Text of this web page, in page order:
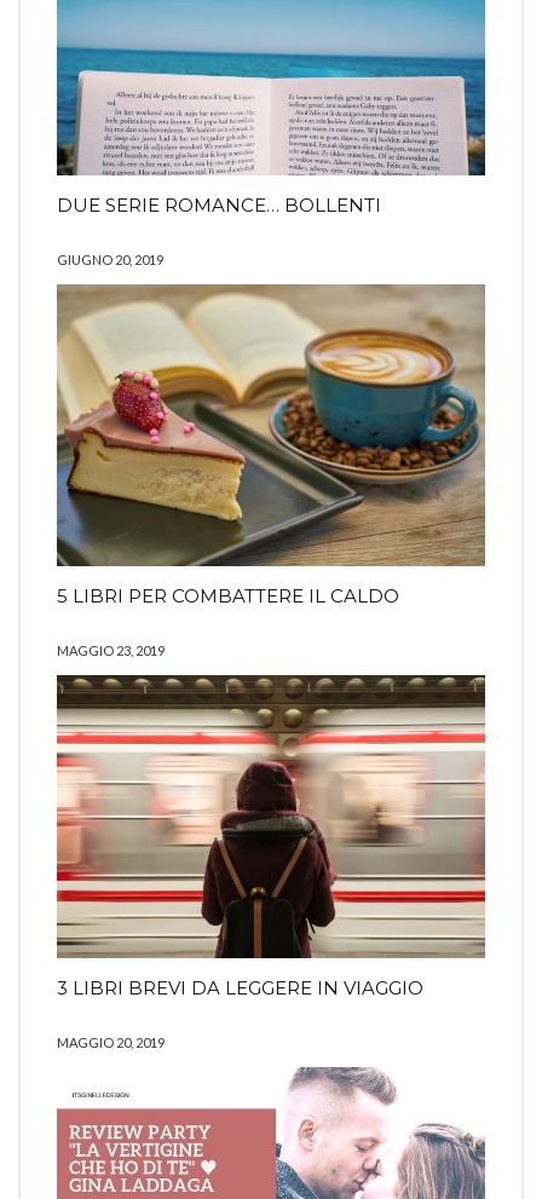
DUE SERIE ROMANCE… BOLLENTI
GIUGNO 20, 2019
5 LIBRI PER COMBATTERE IL CALDO
MAGGIO 23, 2019
3 LIBRI BREVI DA LEGGERE IN VIAGGIO
MAGGIO 20, 2019